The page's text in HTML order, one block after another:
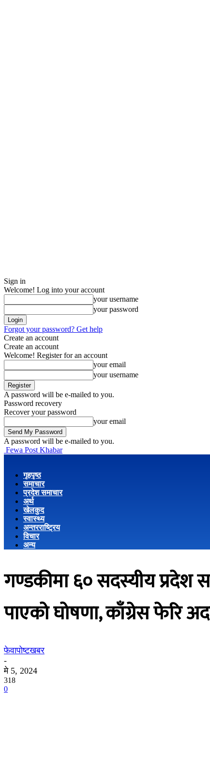
Sign in
Welcome! Log into your account
your username
your password
Forgot your password? Get help
Create an account
Create an account
Welcome! Register for an account
your email
your username
A password will be e-mailed to you.
Password recovery
Recover your password
your email
A password will be e-mailed to you.
Fewa Post Khabar
गृहपृष्ठ
समाचार
प्रदेश समाचार
अर्थ
खेलकुद
स्वास्थ्य
अन्तरराष्ट्रिय
विचार
अन्य
गण्डकीमा ६० सदस्यीय प्रदेश
पाएको घोषणा, काँग्रेस फेरि
फेवापोष्टखबर
-
मे 5, 2024
318
0